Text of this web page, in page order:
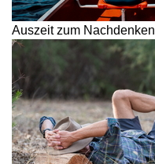
Auszeit zum Nachdenken